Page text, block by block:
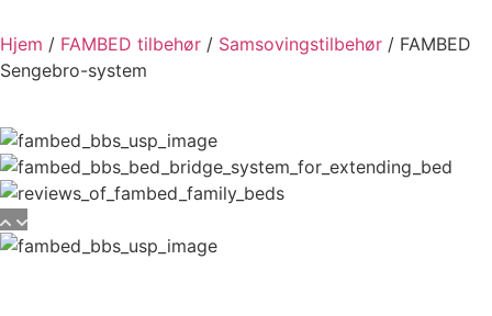
Hjem / FAMBED tilbehør / Samsovingstilbehør / FAMBED
Sengebro-system